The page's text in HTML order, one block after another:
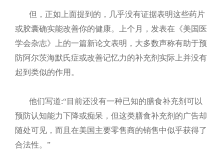
但，正如上面提到的，几乎没有证据表明这些药片
或胶囊确实能改善你的健康。上个月，发表在《美国医
学会杂志》上的一篇新论文表明，大多数声称有助于预
防阿尔茨海默氏症或改善记忆力的补充剂实际上并没有
起到类似的作用。
他们写道:“目前还没有一种已知的膳食补充剂可以
预防认知能力下降或痴呆，但这类膳食补充剂的广告却
随处可见，而且在美国主要零售商的销售中似乎获得了
合法性。”